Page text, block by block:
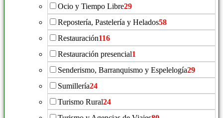
Ocio y Tiempo Libre29
Repostería, Pastelería y Helados58
Restauración116
Restauración presencial1
Senderismo, Barranquismo y Espelelogía29
Sumillería24
Turismo Rural24